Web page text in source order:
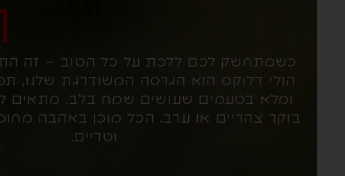
כשמתחשק לכם ללכת על כל הטוב – זה
הולי דלוקס הוא הגרסה המשודרגת שלנו,
ומלא בטעמים שעושים שמח בלב. מתאים
בוקר צהריים או ערב. הכל מוכן באהבה
וטריים.